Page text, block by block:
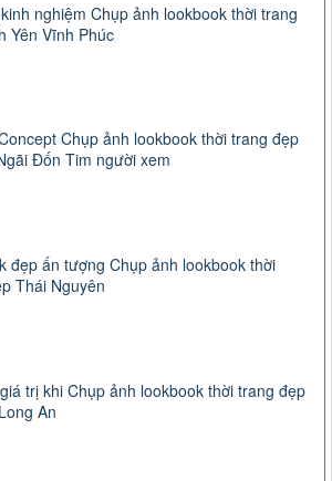
nghiệm Chụp ảnh lookbook thời trang
Yên Vĩnh Phúc
Chụp ảnh lookbook thời trang đẹp
Đốn Tim người xem
đẹp ấn tượng Chụp ảnh lookbook thời
Thái Nguyên
trị khi Chụp ảnh lookbook thời trang đẹp
An